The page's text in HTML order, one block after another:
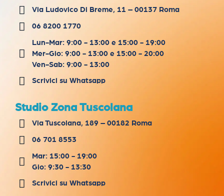
Via Ludovico Di Breme, 11 – 00137 Roma
06 8200 1770
Lun-Mar: 9:00 - 13:00 e 15:00 - 19:00
Mer-Gio: 9:00 - 13:00 e 15:00 - 20:00
Ven-Sab: 9:00 - 13:00
Scrivici su Whatsapp
Studio Zona Tuscolana
Via Tuscolana, 189 – 00182 Roma
06 701 8553
Mar: 15:00 - 19:00
Gio: 9:30 - 13:30
Scrivici su Whatsapp